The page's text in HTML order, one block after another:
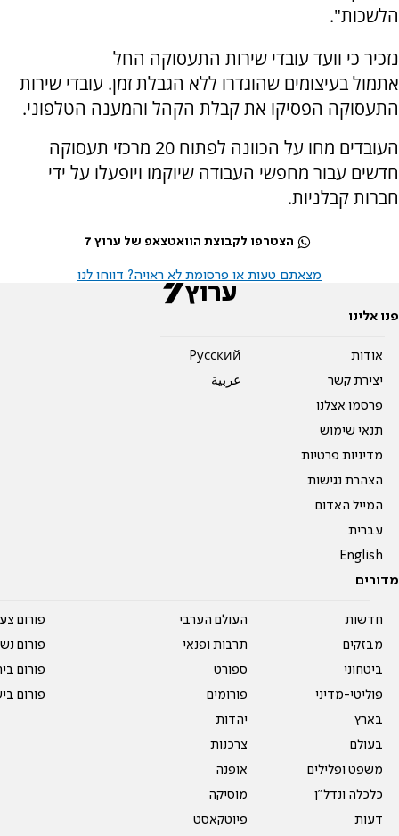
הלשכות".
נזכיר כי וועד עובדי שירות התעסוקה החל
אתמול בעיצומים שהוגדרו ללא הגבלת זמן. עובדי שירות
התעסוקה הפסיקו את קבלת הקהל והמענה הטלפוני.
העובדים מחו על הכוונה לפתוח 20 מרכזי תעסוקה
חדשים עבור מחפשי העבודה שיוקמו ויופעלו על ידי
חברות קבלניות.
הצטרפו לקבוצת הוואטצאפ של ערוץ 7
מצאתם טעות או פרסומת לא ראויה? דווחו לנו
פנו אלינו
אודות
יצירת קשר
פרסמו אצלנו
תנאי שימוש
מדיניות פרטיות
הצהרת נגישות
המייל האדום
עברית
English
Pусский
عربية
מדורים
חדשות
מבזקים
ביטחוני
פוליטי-מדיני
בארץ
בעולם
משפט ופלילים
כלכלה ונדל"ן
דעות
העולם הערבי
תרבות ופנאי
ספורט
פורומים
יהדות
צרכנות
אופנה
מוסיקה
פיוטקאסט
פורום
פורום
פורום
פורום